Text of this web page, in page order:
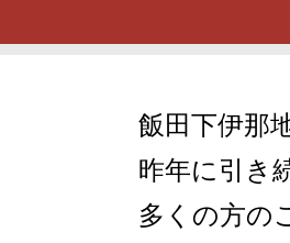
飯田下伊那
昨年に引き
多くの方の